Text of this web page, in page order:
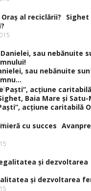
Sighet
sau nebănuite
acţiune caritabilă
şi dezvoltarea